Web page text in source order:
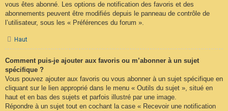
vous êtes abonné. Les options de notification des favoris et des
abonnements peuvent être modifiés depuis le panneau de contrôle de
l’utilisateur, sous les « Préférences du forum ».
Haut
Comment puis-je ajouter aux favoris ou m’abonner à un sujet
spécifique ?
Vous pouvez ajouter aux favoris ou vous abonner à un sujet spécifique en
cliquant sur le lien approprié dans le menu « Outils du sujet », situé en
haut et en bas des sujets et parfois illustré par une image.
Répondre à un sujet tout en cochant la case « Recevoir une notification